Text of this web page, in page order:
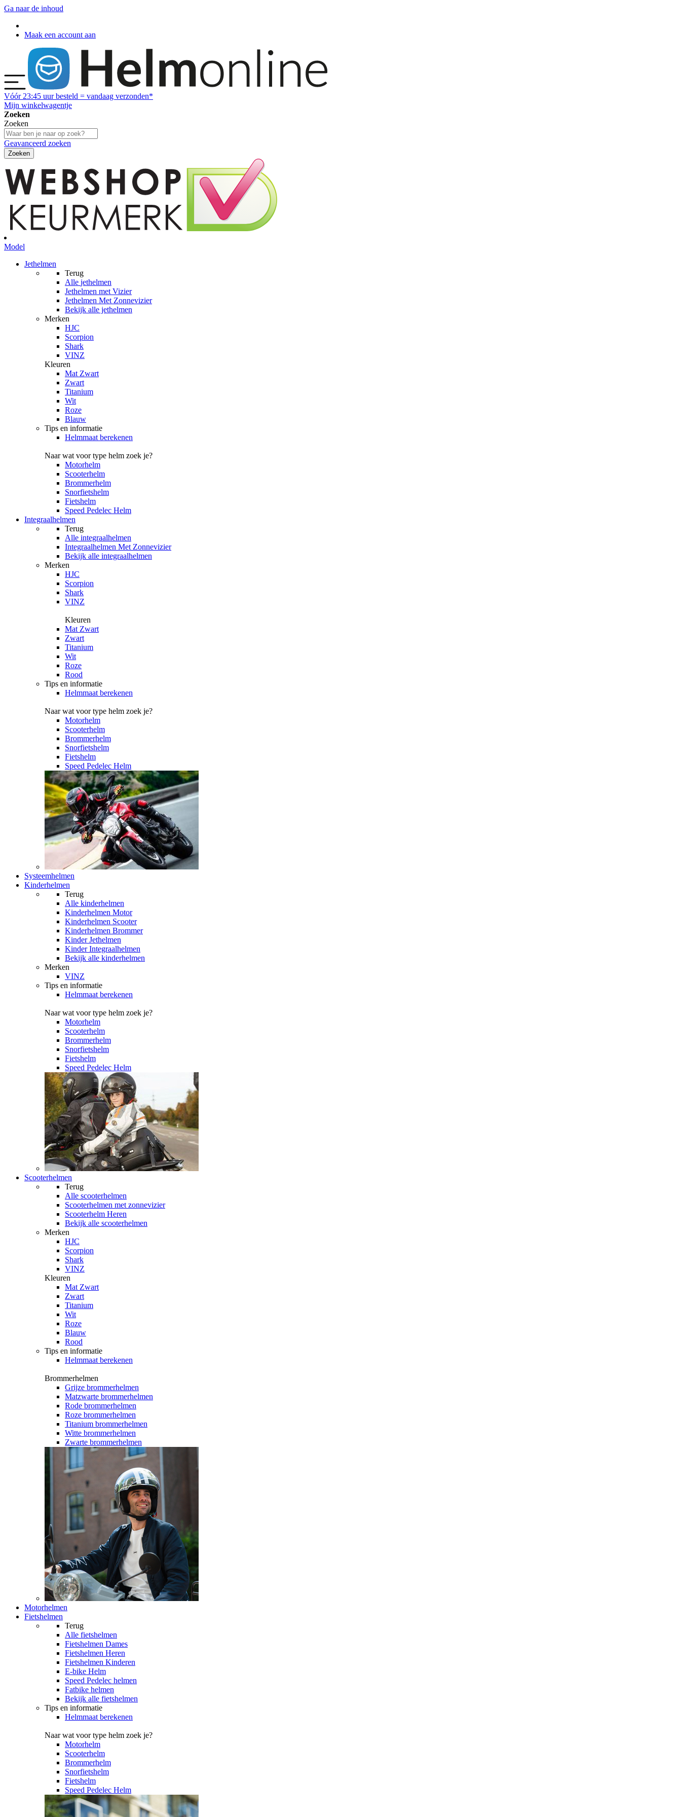
Ga naar de inhoud
Maak een account aan
Vóór 23:45 uur besteld = vandaag verzonden*
Mijn winkelwagentje
Zoeken
Zoeken
Geavanceerd zoeken
Zoeken
Model
Jethelmen
Terug
Alle jethelmen
Jethelmen met Vizier
Jethelmen Met Zonnevizier
Bekijk alle jethelmen
Merken
HJC
Scorpion
Shark
VINZ
Kleuren
Mat Zwart
Zwart
Titanium
Wit
Roze
Blauw
Tips en informatie
Helmmaat berekenen
Naar wat voor type helm zoek je?
Motorhelm
Scooterhelm
Brommerhelm
Snorfietshelm
Fietshelm
Speed Pedelec Helm
Integraalhelmen
Terug
Alle integraalhelmen
Integraalhelmen Met Zonnevizier
Bekijk alle integraalhelmen
Merken
HJC
Scorpion
Shark
VINZ
Kleuren
Mat Zwart
Zwart
Titanium
Wit
Roze
Rood
Tips en informatie
Helmmaat berekenen
Naar wat voor type helm zoek je?
Motorhelm
Scooterhelm
Brommerhelm
Snorfietshelm
Fietshelm
Speed Pedelec Helm
Systeemhelmen
Kinderhelmen
Terug
Alle kinderhelmen
Kinderhelmen Motor
Kinderhelmen Scooter
Kinderhelmen Brommer
Kinder Jethelmen
Kinder Integraalhelmen
Bekijk alle kinderhelmen
Merken
VINZ
Tips en informatie
Helmmaat berekenen
Naar wat voor type helm zoek je?
Motorhelm
Scooterhelm
Brommerhelm
Snorfietshelm
Fietshelm
Speed Pedelec Helm
Scooterhelmen
Terug
Alle scooterhelmen
Scooterhelmen met zonnevizier
Scooterhelm Heren
Bekijk alle scooterhelmen
Merken
HJC
Scorpion
Shark
VINZ
Kleuren
Mat Zwart
Zwart
Titanium
Wit
Roze
Blauw
Rood
Tips en informatie
Helmmaat berekenen
Brommerhelmen
Grijze brommerhelmen
Matzwarte brommerhelmen
Rode brommerhelmen
Roze brommerhelmen
Titanium brommerhelmen
Witte brommerhelmen
Zwarte brommerhelmen
Motorhelmen
Fietshelmen
Terug
Alle fietshelmen
Fietshelmen Dames
Fietshelmen Heren
Fietshelmen Kinderen
E-bike Helm
Speed Pedelec helmen
Fatbike helmen
Bekijk alle fietshelmen
Tips en informatie
Helmmaat berekenen
Naar wat voor type helm zoek je?
Motorhelm
Scooterhelm
Brommerhelm
Snorfietshelm
Fietshelm
Speed Pedelec Helm